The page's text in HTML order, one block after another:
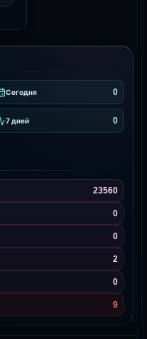
Сегодня 0
7 дней 0
23560
0
0
2
0
9